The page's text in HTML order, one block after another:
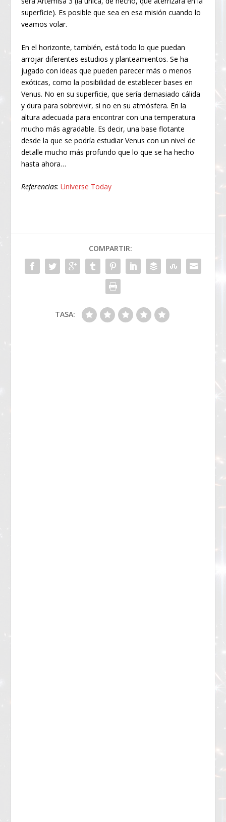
superficie). Es posible que sea en esa misión cuando lo
veamos volar.
En el horizonte, también, está todo lo que puedan
arrojar diferentes estudios y planteamientos. Se ha
jugado con ideas que pueden parecer más o menos
exóticas, como la posibilidad de establecer bases en
Venus. No en su superficie, que sería demasiado cálida
y dura para sobrevivir, si no en su atmósfera. En la
altura adecuada para encontrar con una temperatura
mucho más agradable. Es decir, una base flotante
desde la que se podría estudiar Venus con un nivel de
detalle mucho más profundo que lo que se ha hecho
hasta ahora…
Referencias:Universe Today
COMPARTIR:
TASA: